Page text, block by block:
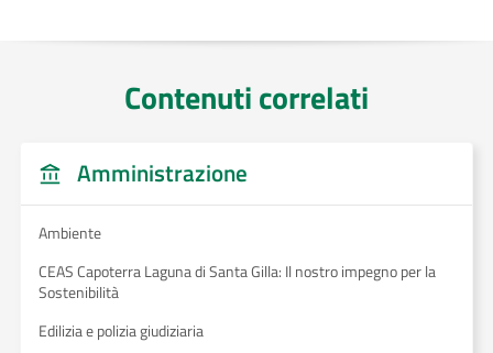
Contenuti correlati
Amministrazione
Ambiente
CEAS Capoterra Laguna di Santa Gilla: Il nostro impegno per la
Sostenibilità
Edilizia e polizia giudiziaria